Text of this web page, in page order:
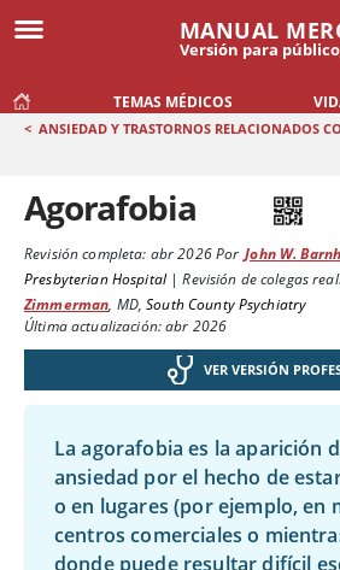
MANUAL
Versión para
TEMAS MÉDICOS
< ANSIEDAD Y TRASTORNOS RELACIONADOS
Agorafobia
Revisión completa: abr 2026Por John W.
Presbyterian Hospital|Revisión de colegas
Zimmerman, MD,South County Psychiatry
Última actualización: abr 2026
VER VERSIÓN
La agorafobia es la aparición
ansiedad por el hecho de
o en lugares (por ejemplo, en
centros comerciales o
donde puede resultar difícil